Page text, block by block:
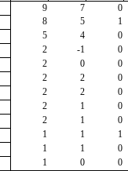
9 7
0
8 5
1
5 4
0
2 -1
0
2 0
0
2 2
0
2 2
0
2 1
0
2 1
0
1 1
1
1 1
0
1 0 0